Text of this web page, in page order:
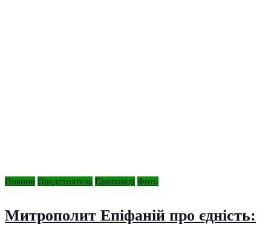
Новини Предстоятель Проповіді Фото
Митрополит Епіфаній про єдність: